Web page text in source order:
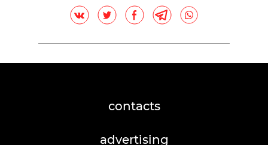
contacts
advertising